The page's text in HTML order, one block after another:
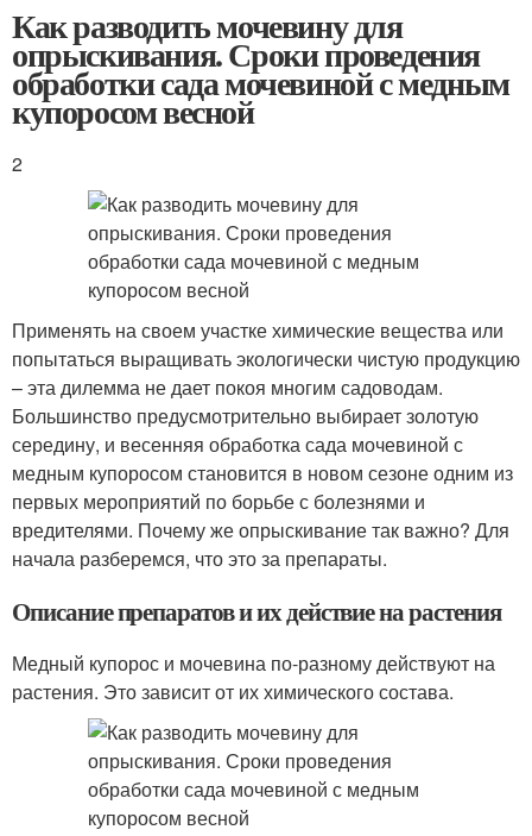
Как разводить мочевину для
опрыскивания. Сроки проведения
обработки сада мочевиной с медным
купоросом весной
2
Применять на своем участке химические вещества или
попытаться выращивать экологически чистую продукцию
– эта дилемма не дает покоя многим садоводам.
Большинство предусмотрительно выбирает золотую
середину, и весенняя обработка сада мочевиной с
медным купоросом становится в новом сезоне одним из
первых мероприятий по борьбе с болезнями и
вредителями. Почему же опрыскивание так важно? Для
начала разберемся, что это за препараты.
Описание препаратов и их действие на растения
Медный купорос и мочевина по-разному действуют на
растения. Это зависит от их химического состава.